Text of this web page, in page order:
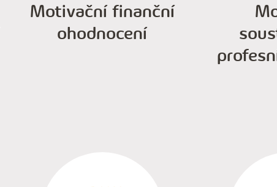
Motivační finanční
ohodnocení